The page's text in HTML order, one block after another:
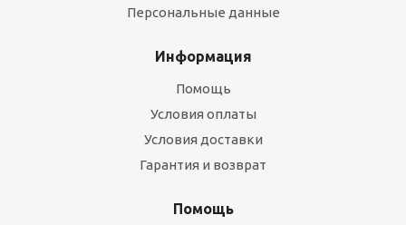
Персональные данные
Информация
Помощь
Условия оплаты
Условия доставки
Гарантия и возврат
Помощь